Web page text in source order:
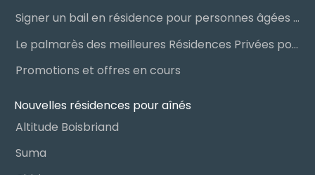
Signer un bail en résidence pour personnes âgées (RPA) : ce qu’il faut savoir
Le palmarès des meilleures Résidences Privées pour Aînés (RPA)
Promotions et offres en cours
Nouvelles résidences pour aînés
Altitude Boisbriand
Suma